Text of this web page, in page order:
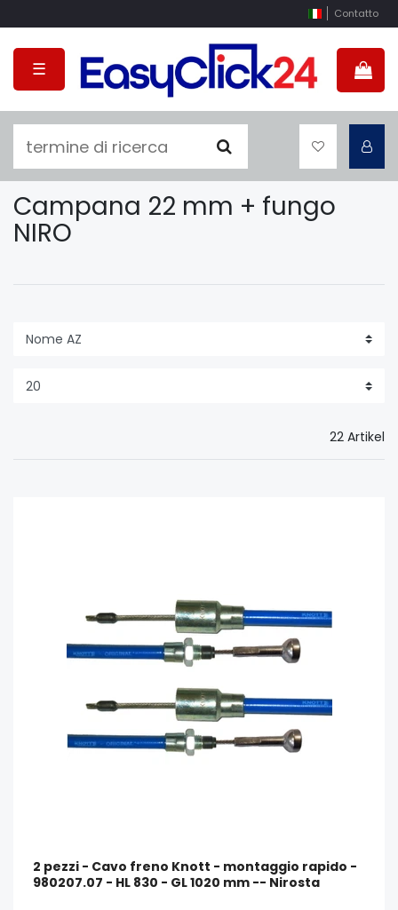
Contatto
☰
Campana 22 mm + fungo
NIRO
22 Artikel
2 pezzi - Cavo freno Knott - montaggio rapido -
980207.07 - HL 830 - GL 1020 mm -- Nirosta